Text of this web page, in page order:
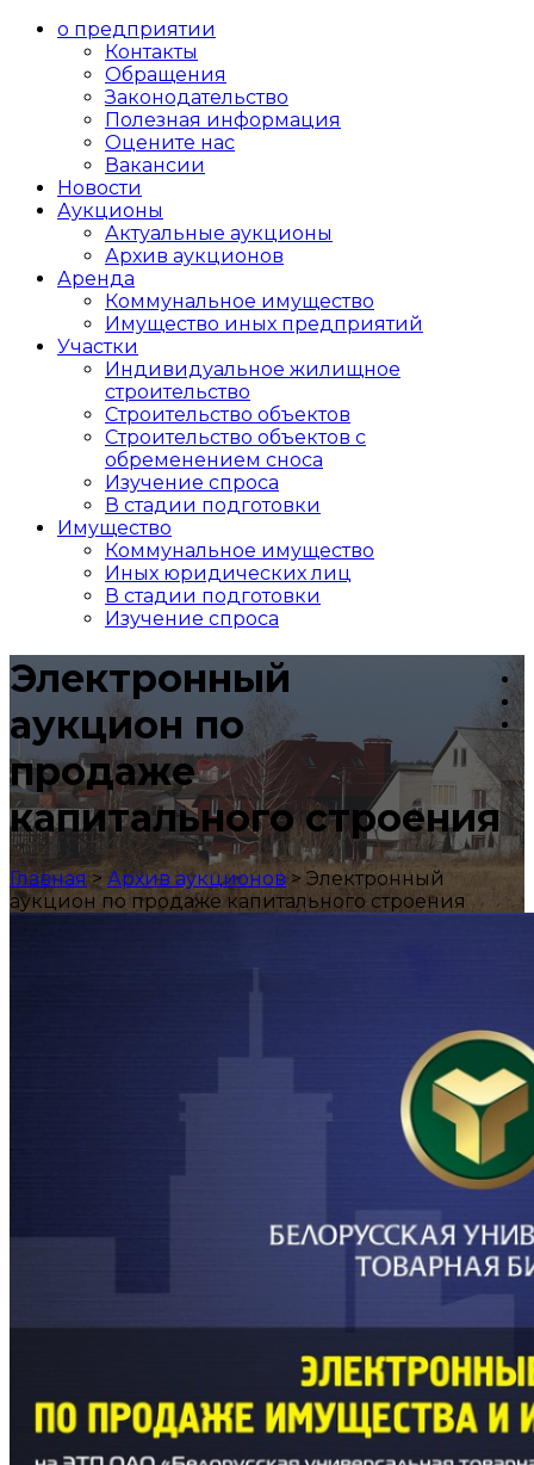
о предприятии
Контакты
Обращения
Законодательство
Полезная информация
Оцените нас
Вакансии
Новости
Аукционы
Актуальные аукционы
Архив аукционов
Аренда
Коммунальное имущество
Имущество иных предприятий
Участки
Индивидуальное жилищное
строительство
Строительство объектов
Cтроительство объектов с
обременением сноса
Изучение спроса
В стадии подготовки
Имущество
Коммунальное имущество
Иных юридических лиц
В стадии подготовки
Изучение спроса
Электронный
аукцион по
продаже
капитального строения
Главная > Архив аукционов> Электронный
аукцион по продаже капитального строения